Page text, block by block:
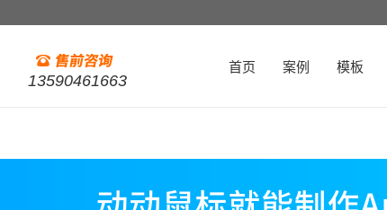
13590461663
首页 案例 模板